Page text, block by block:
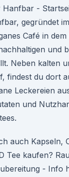
Hanfbar -
gegründet
Café in
und
Neben kalten
findest du dort
Leckereien
und
auch Kapseln,
Tee kaufen?
- Info